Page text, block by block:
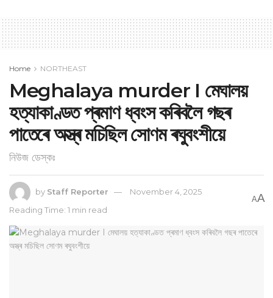
Home NORTHEAST
Meghalaya murder I মেঘালয়
হত্যাকাণ্ডত প্ৰমাণ ধ্বংস কৰিবলৈ গছৰ
পাতেৰে অস্ত্ৰ মচিছিল সোণম ৰঘুবংশীয়ে
নিউজ ডেস্কঃ
by Staff Reporter
November 4, 2025
Reading Time: 1 min read
AA